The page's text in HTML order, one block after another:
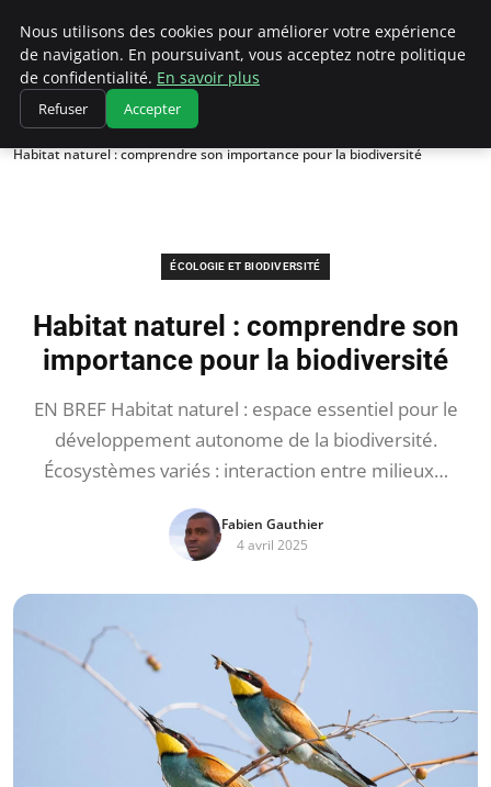
Climatedebtagents
Accueil
Écologie et Biodiversité
Habitat naturel : comprendre son importance pour la biodiversité
ÉCOLOGIE ET BIODIVERSITÉ
Habitat naturel : comprendre son
importance pour la biodiversité
EN BREF Habitat naturel : espace essentiel pour le
développement autonome de la biodiversité.
Écosystèmes variés : interaction entre milieux…
Fabien Gauthier
4 avril 2025
Nous utilisons des cookies pour améliorer votre expérience
de navigation. En poursuivant, vous acceptez notre politique
de confidentialité. En savoir plus
Refuser Accepter